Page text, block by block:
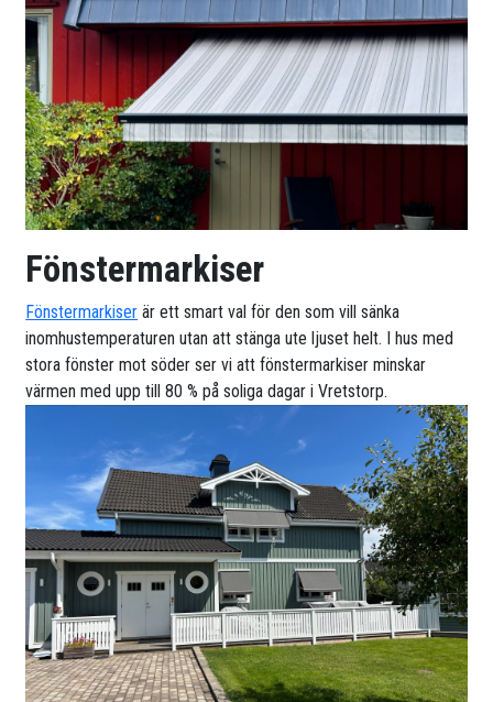
Fönstermarkiser
Fönstermarkiser är ett smart val för den som vill sänka
inomhustemperaturen utan att stänga ute ljuset helt. I hus med
stora fönster mot söder ser vi att fönstermarkiser minskar
värmen med upp till 80 % på soliga dagar i Vretstorp.